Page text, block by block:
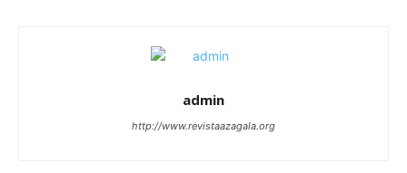
admin
http://www.revistaazagala.org